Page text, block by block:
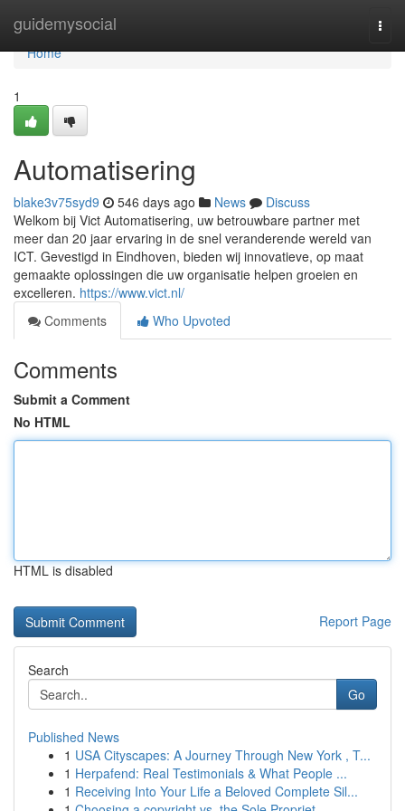
guidemysocial
Home
Home
1
Automatisering
blake3v75syd9 546 days ago News
Discuss
Welkom bij Vict Automatisering, uw betrouwbare partner met
meer dan 20 jaar ervaring in de snel veranderende wereld van
ICT. Gevestigd in Eindhoven, bieden wij innovatieve, op maat
gemaakte oplossingen die uw organisatie helpen groeien en
excelleren. https://www.vict.nl/
Comments
Who Upvoted
Comments
Submit a Comment
No HTML
HTML is disabled
Report Page
Search
Go
Published News
1 USA Cityscapes: A Journey Through New York , T...
1 Herpafend: Real Testimonials & What People ...
1 Receiving Into Your Life a Beloved Complete Sil...